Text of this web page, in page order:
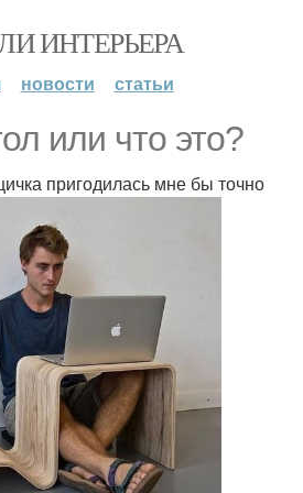
ИНТЕРЬЕРА
новости статьи
или что это?
пригодилась мне бы точно